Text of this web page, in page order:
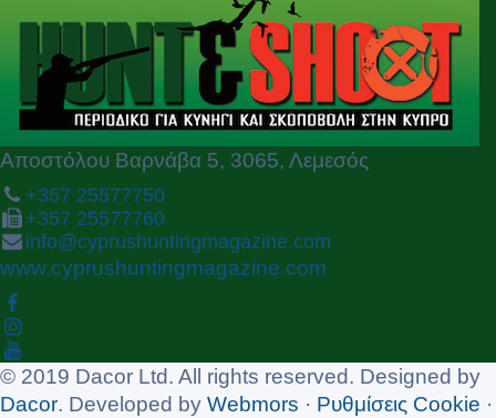
Αποστόλου Βαρνάβα 5, 3065, Λεμεσός
+357 25577750
+357 25577760
info@cyprushuntingmagazine.com
www.cyprushuntingmagazine.com
© 2019 Dacor Ltd. All rights reserved. Designed by
Dacor. Developed by Webmors · Ρυθμίσεις Cookie ·